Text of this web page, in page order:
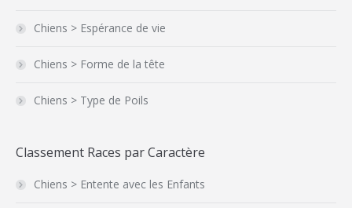
Chiens > Espérance de vie
Chiens > Forme de la tête
Chiens > Type de Poils
Classement Races par Caractère
Chiens > Entente avec les Enfants